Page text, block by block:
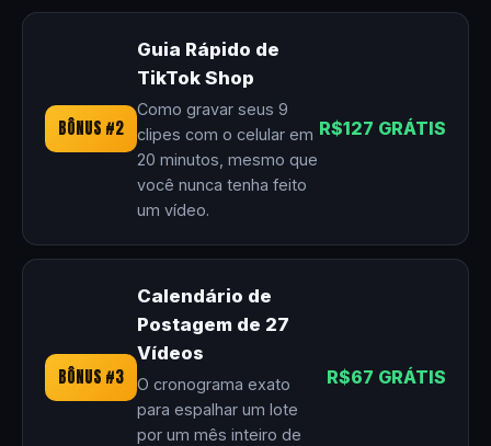
BÔNUS #2
Guia Rápido de
TikTok Shop
Como gravar seus 9
clipes com o celular em
20 minutos, mesmo que
você nunca tenha feito
um vídeo.
R$127 GRÁTIS
BÔNUS #3
Calendário de
Postagem de 27
Vídeos
O cronograma exato
para espalhar um lote
por um mês inteiro de
R$67 GRÁTIS